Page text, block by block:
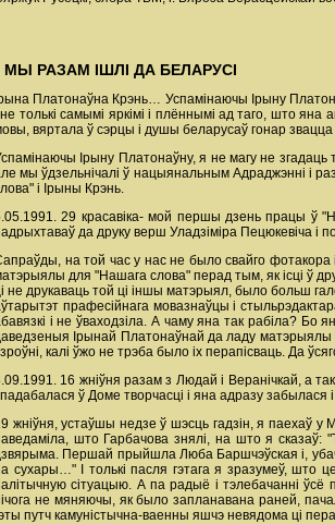
МЫ РАЗАМ ІШЛІ ДА БЕЛАРУСІ
Платонаўна Крэнь… Успамінаючы Ірыну
І не толькі самымі яркімі і плённымі ад таго, што
вяртала ў сэрцы і душы беларусаў гонар
Ірыну Платонаўну, я не магу не
мы ўдзельнічалі ў нацыянальным Адраджэнні і
і Ірыны Крэнь.
29 красавіка- мой першы дзень працы ў
да друку верш Уладзіміра Пецюкевіча і
на той час у нас не было свайго фотакора
для "Нашага слова" перад тым, як ісці ў
не друкаваць той ці іншы матэрыял, было больш
прафесійнага мовазнаўцы і
і не ўваходзіла. А чаму яна так рабіла?
Ірынай Платонаўнай да ладу матэрыялы
калі ўжо не трэба было іх перапісваць. Да
16 жніўня разам з Людай і Веранічкай, а
ў Доме творчасці і яна адразу забылася
жніўня, устаўшы недзе ў шэсць гадзін, я паехаў
што Гарбачова знялі, на што я
Першай прыйшла Люба Баршчэўская і,
сухары…" І толькі пасля гэтага я зразумеў, што
сітуацыю. А па радыё і тэлебачанні
не мяняючы, як было запланавана раней,
путч камуністычна-ваенны яшчэ невядома ці